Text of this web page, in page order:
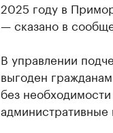
2025 году в
— сказано в
В управлении
выгоден
без
административные